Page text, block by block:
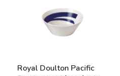
Royal Doulton Pacific